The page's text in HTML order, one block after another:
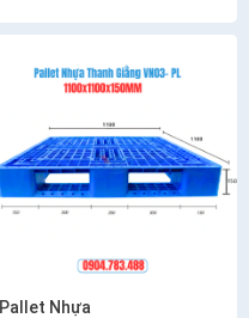
Pallet Nhựa